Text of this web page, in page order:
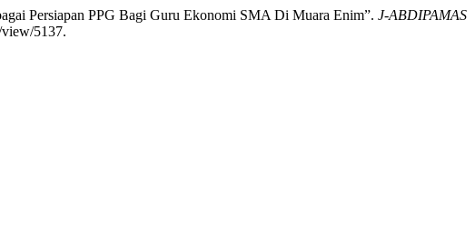
Persiapan PPG Bagi Guru Ekonomi SMA Di Muara Enim”. J-ABDIPAMAS
5137.